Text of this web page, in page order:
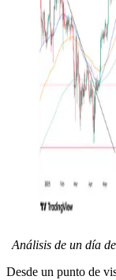
Análisis de un día
Desde un punto de